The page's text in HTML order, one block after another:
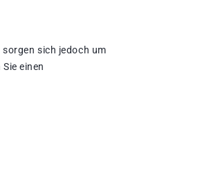
sich jedoch um
einen